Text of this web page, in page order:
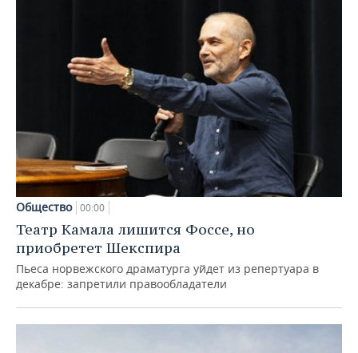
Общество 00:00
Театр Камала лишится Фоссе, но
приобретет Шекспира
Пьеса норвежского драматурга уйдет из репертуара в
декабре: запретили правообладатели